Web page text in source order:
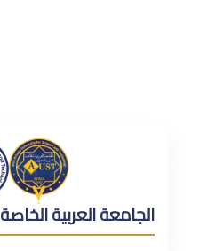
الجامعة العربية